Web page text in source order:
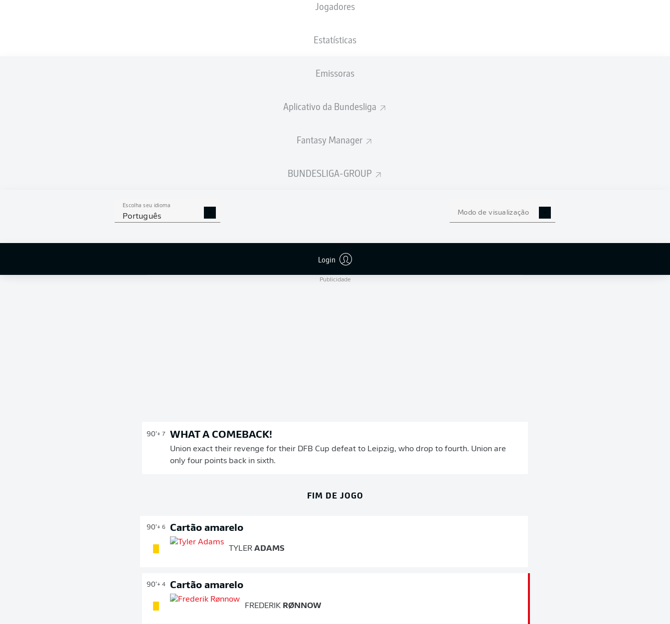
Jogadores
Estatísticas
Emissoras
Aplicativo da Bundesliga
Fantasy Manager
BUNDESLIGA-GROUP
Escolha seu idioma
Português Modo de visualização
Login
89' K. Behrens
Publicidade
90'+ 7 WHAT A COMEBACK!
Union exact their revenge for their DFB Cup defeat to Leipzig, who drop to fourth. Union are
only four points back in sixth.
FIM DE JOGO
90'+ 6 Cartão amarelo
TYLER ADAMS
90'+ 4 Cartão amarelo
FREDERIK RØNNOW